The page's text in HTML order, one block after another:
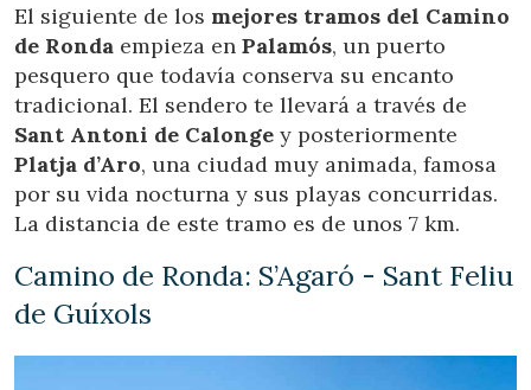
El siguiente de los mejores tramos del Camino
de Ronda empieza en Palamós, un puerto
pesquero que todavía conserva su encanto
tradicional. El sendero te llevará a través de
Sant Antoni de Calonge y posteriormente
Platja d’Aro, una ciudad muy animada, famosa
por su vida nocturna y sus playas concurridas.
La distancia de este tramo es de unos 7 km.
Camino de Ronda: S’Agaró - Sant Feliu
de Guíxols